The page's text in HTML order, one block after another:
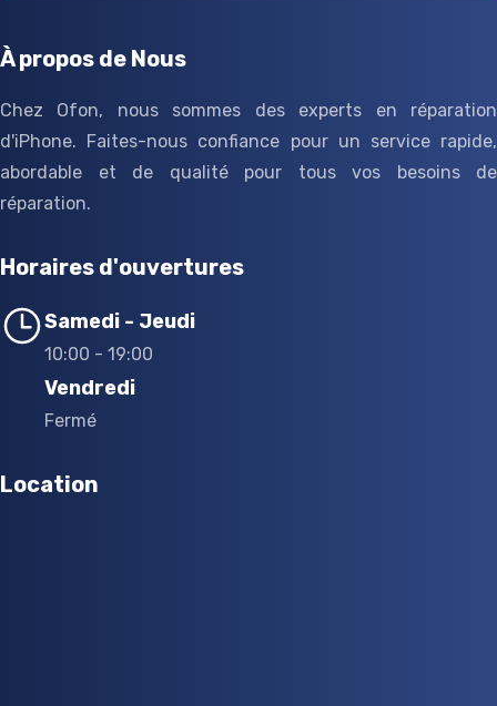
À propos de Nous
Chez Ofon, nous sommes des experts en réparation
d'iPhone. Faites-nous confiance pour un service rapide,
abordable et de qualité pour tous vos besoins de
réparation.
Horaires d'ouvertures
Samedi - Jeudi
10:00 - 19:00
Vendredi
Fermé
Location